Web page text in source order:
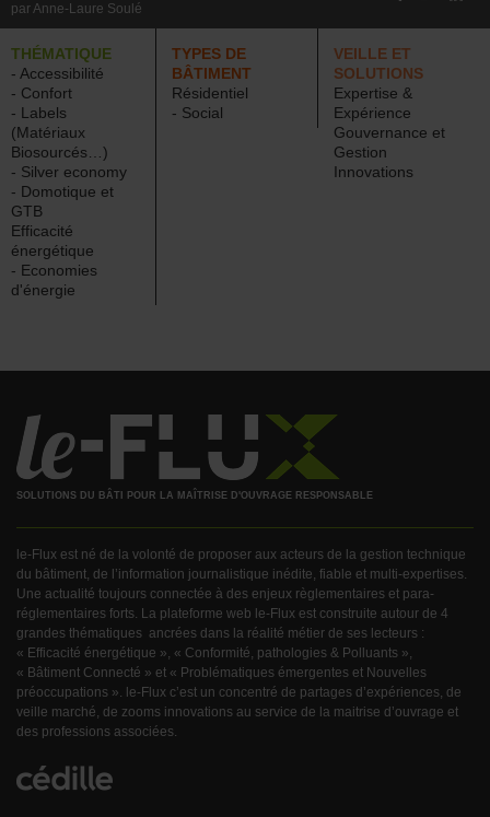
par Anne-Laure Soulé
THÉMATIQUE
- Accessibilité
- Confort
- Labels
(Matériaux
Biosourcés…)
- Silver economy
- Domotique et
GTB
Efficacité
énergétique
- Economies
d'énergie
TYPES DE
BÂTIMENT
Résidentiel
- Social
VEILLE ET
SOLUTIONS
Expertise &
Expérience
Gouvernance et
Gestion
Innovations
SOLUTIONS DU BÂTI POUR LA MAÎTRISE D'OUVRAGE RESPONSABLE
le-Flux est né de la volonté de proposer aux acteurs de la gestion technique
du bâtiment, de l’information journalistique inédite, fiable et multi-expertises.
Une actualité toujours connectée à des enjeux règlementaires et para-
réglementaires forts. La plateforme web le-Flux est construite autour de 4
grandes thématiques ancrées dans la réalité métier de ses lecteurs :
« Efficacité énergétique », « Conformité, pathologies & Polluants »,
« Bâtiment Connecté » et « Problématiques émergentes et Nouvelles
préoccupations ». le-Flux c’est un concentré de partages d’expériences, de
veille marché, de zooms innovations au service de la maitrise d’ouvrage et
des professions associées.